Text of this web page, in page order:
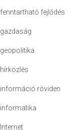
fenntartható fejlődés
gazdaság
geopolitika
hírközlés
információ röviden
informatika
Internet